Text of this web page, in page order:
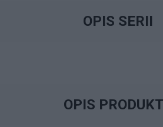
OPIS SERII
OPIS